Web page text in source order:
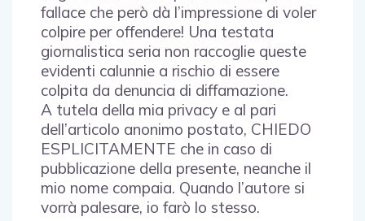
fallace che però dà l’impressione di voler
colpire per offendere! Una testata
giornalistica seria non raccoglie queste
evidenti calunnie a rischio di essere
colpita da denuncia di diffamazione.
A tutela della mia privacy e al pari
dell’articolo anonimo postato, CHIEDO
ESPLICITAMENTE che in caso di
pubblicazione della presente, neanche il
mio nome compaia. Quando l’autore si
vorrà palesare, io farò lo stesso.